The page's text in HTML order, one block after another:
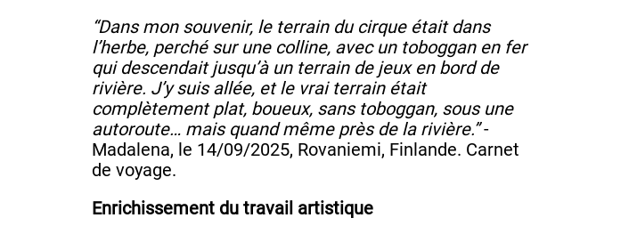
“Dans mon souvenir, le terrain du cirque était dans
l’herbe, perché sur une colline, avec un toboggan en fer
qui descendait jusqu’à un terrain de jeux en bord de
rivière. J’y suis allée, et le vrai terrain était
complètement plat, boueux, sans toboggan, sous une
autoroute… mais quand même près de la rivière.”-
Madalena, le 14/09/2025, Rovaniemi, Finlande. Carnet
de voyage.
Enrichissement du travail artistique